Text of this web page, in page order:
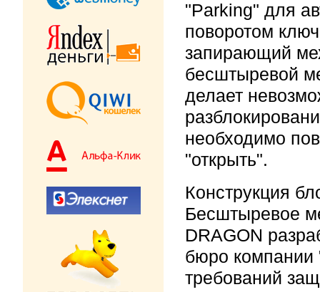
"Parking" для
поворотом
запирающий
бесштыревой
делает
необходимо
"открыть".
Конструкция
Бесштыревое
DRAGON
бюро
требований